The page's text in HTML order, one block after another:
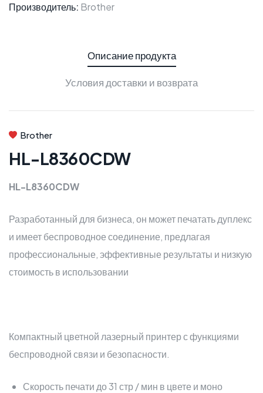
Производитель: Brother
Описание продукта
Условия доставки и возврата
Brother
HL-L8360CDW
HL-L8360CDW
Разработанный для бизнеса, он может печатать дуплекс
и имеет беспроводное соединение, предлагая
профессиональные, эффективные результаты и низкую
стоимость в использовании
Компактный цветной лазерный принтер с функциями
беспроводной связи и безопасности.
Скорость печати до 31 стр / мин в цвете и моно